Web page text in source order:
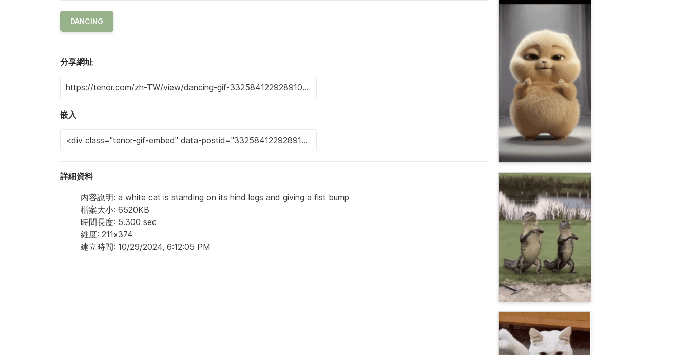
DANCING
分享網址
嵌入
詳細資料
內容說明: a white cat is standing on its hind legs and giving a fist bump
檔案大小: 6520KB
時間長度: 5.300 sec
維度: 211x374
建立時間: 10/29/2024, 6:12:05 PM